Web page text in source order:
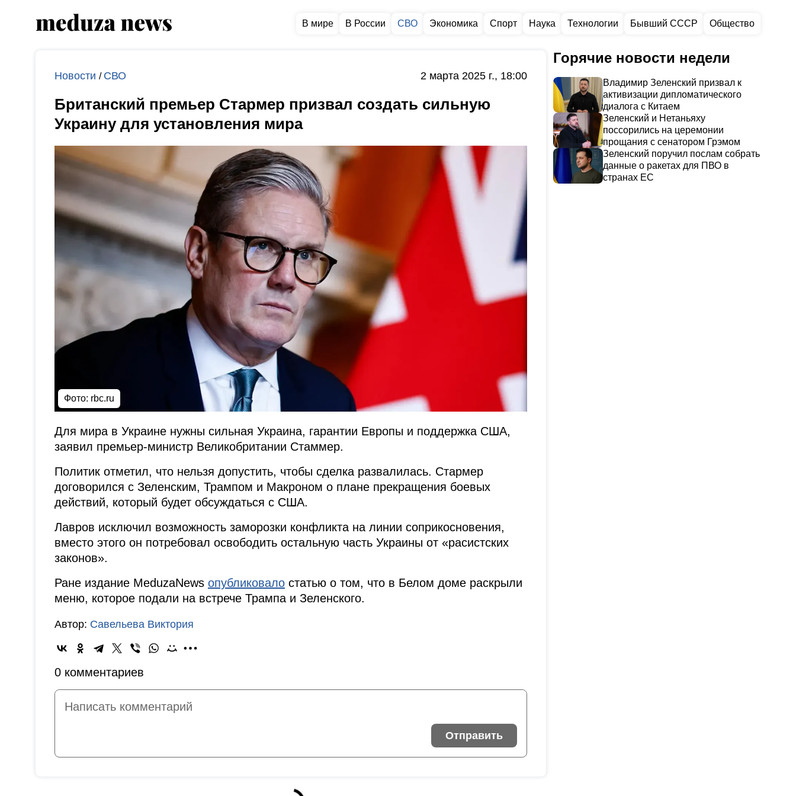
В мире В России СВО Экономика Спорт Наука Технологии Бывший СССР Общество
Новости / СВО 2 марта 2025 г., 18:00
Британский премьер Стармер призвал создать сильную
Украину для установления мира
Фото: rbc.ru
Для мира в Украине нужны сильная Украина, гарантии Европы и поддержка США,
заявил премьер-министр Великобритании Стаммер.
Политик отметил, что нельзя допустить, чтобы сделка развалилась. Стармер
договорился с Зеленским, Трампом и Макроном о плане прекращения боевых
действий, который будет обсуждаться с США.
Лавров исключил возможность заморозки конфликта на линии соприкосновения,
вместо этого он потребовал освободить остальную часть Украины от «расистских
законов».
Ране издание MeduzaNews опубликовало статью о том, что в Белом доме раскрыли
меню, которое подали на встрече Трампа и Зеленского.
Автор: Савельева Виктория
0 комментариев
Отправить
Горячие новости недели
Владимир Зеленский призвал к
активизации дипломатического
диалога с Китаем
Зеленский и Нетаньяху
поссорились на церемонии
прощания с сенатором Грэмом
Зеленский поручил послам собрать
данные о ракетах для ПВО в
странах ЕС